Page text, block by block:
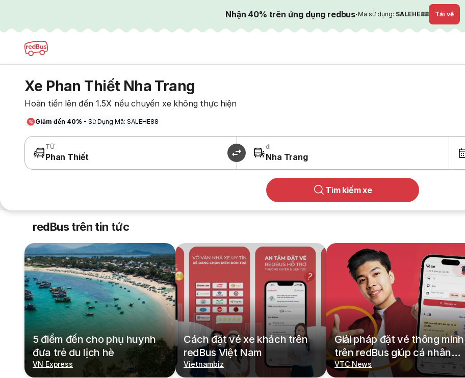
Nhận 40% trên ứng dụng redbus·Mã sử dụng: SALEHE88 Tải về
Xe Phan Thiết Nha Trang
Hoàn tiền lên đến 1.5X nếu chuyến xe không thực hiện
Giảm đến 40% - Sử Dụng Mã: SALEHE88
TỪ
Phan Thiết
đi
Nha Trang
Tìm kiếm xe
redBus trên tin tức
5 điểm đến cho phụ huynh
đưa trẻ du lịch hè
VN Express
Cách đặt vé xe khách trên
redBus Việt Nam
Vietnambiz
Giải pháp đặt vé thông minh
trên redBus giúp cá nhân
hoá hành trình di chuyển
VTC News